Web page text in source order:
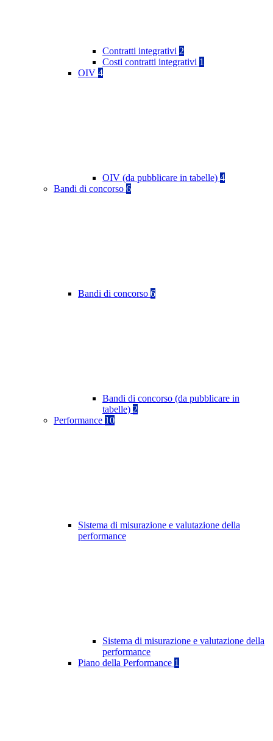
Contratti integrativi 2
Costi contratti integrativi 1
OIV 4
OIV (da pubblicare in tabelle) 4
Bandi di concorso 6
Bandi di concorso 6
Bandi di concorso (da pubblicare in
tabelle) 2
Performance 10
Sistema di misurazione e valutazione della
performance
Sistema di misurazione e valutazione della
performance
Piano della Performance 1